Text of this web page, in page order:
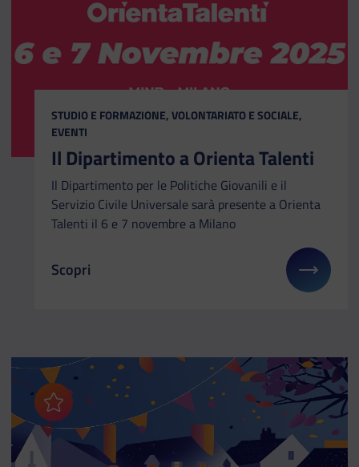
CATEGORIA:
STUDIO E FORMAZIONE, VOLONTARIATO E SOCIALE,
EVENTI
Il Dipartimento a Orienta Talenti
Il Dipartimento per le Politiche Giovanili e il
Servizio Civile Universale sarà presente a Orienta
Talenti il 6 e 7 novembre a Milano
Il link ti porterà ad avere maggiori dettagli su: Il
Scopri
Aggiungi ai preferiti